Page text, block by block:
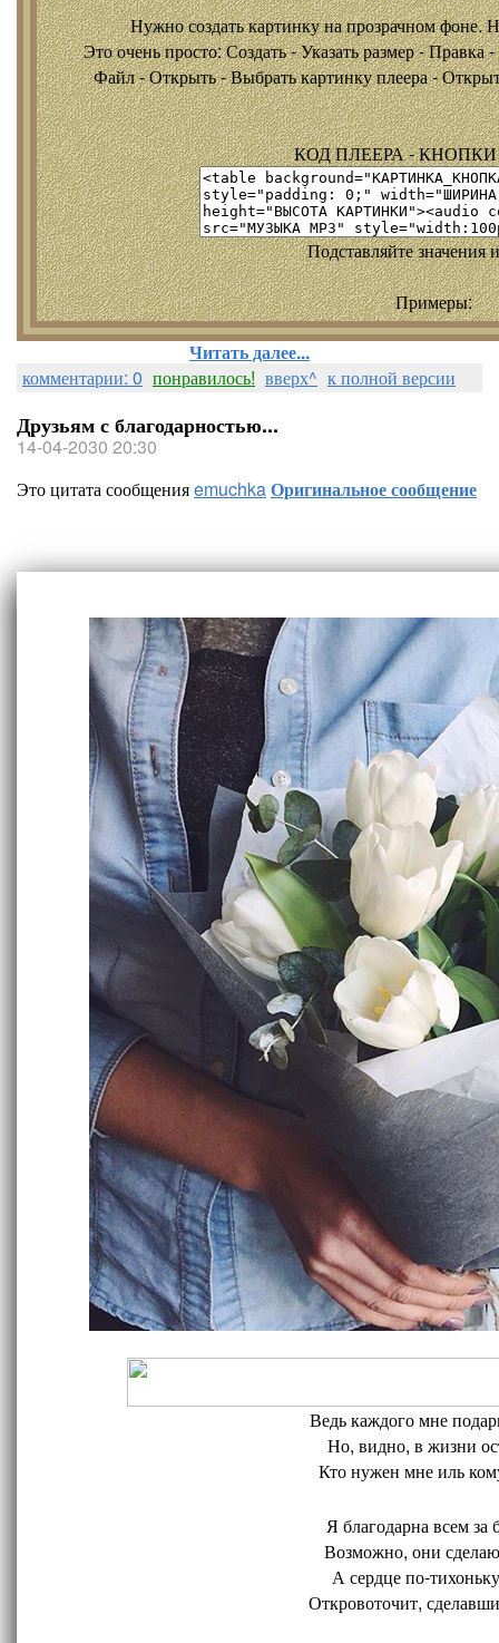
Нужно создать картинку на прозрачном фоне.
Это очень просто: Создать - Указать размер -
Файл - Открыть - Выбрать картинку плеера -
КОД ПЛЕЕРА - КНОПКИ
Подставляйте значения
Примеры:
Читать далее...
комментарии: 0 понравилось! вверх^ к полной версии
Друзьям с благодарностью...
14-04-2030 20:30
Это цитата сообщенияemuchkaОригинальное сообщение
Ведь каждого мне
Но, видно, в жизни
Кто нужен мне иль
Я благодарна всем за
Возможно, они
А сердце по-
Откровоточит,